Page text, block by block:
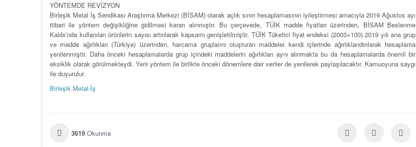
YÖNTEMDE REVİZYON
Birleşik Metal İş Sendikası Araştırma Merkezi (BİSAM) olarak açlık sınırı hesaplamasının iyileştirmesi amacıyla 2019 Ağustos ayı
itibari ile yöntem değişikliğine gidilmesi kararı alınmıştır. Bu çerçevede, TÜİK madde fiyatları üzerinden, BİSAM Beslenme
Kalıbı’nda kullanılan ürünlerin sayısı artırılarak kapsamı genişletilmiştir. TÜİK Tüketici fiyat endeksi (2003=100) 2019 yılı ana grup
ve madde ağırlıkları (Türkiye) üzerinden, harcama gruplarını oluşturan maddeler kendi içlerinde ağırlıklandırılarak hesaplama
yenilenmiştir. Daha önceki hesaplamalarda grup içindeki maddelerin ağırlıkları aynı alınmakta bu da hesaplamalarda önemli bir
eksiklik olarak görülmekteydi. Yeni yöntem ile birlikte önceki dönemlere dair veriler de yenilerek paylaşılacaktır. Kamuoyuna saygı
ile duyurulur.
Birleşik Metal-İş
3619 Okunma